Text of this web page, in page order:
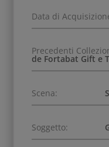
Data di
Precedenti
de Fortabat Gift e
Scena:
Soggetto: